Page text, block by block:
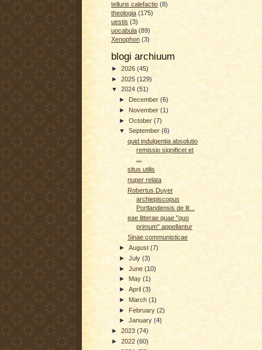
telluris calefactio (8)
theologia (175)
uestis (3)
uocabula (89)
Xenophon (3)
blogi archiuum
► 2026 (45)
► 2025 (129)
▼ 2024 (51)
►December(6)
►November(1)
►October(7)
▼September(6)
quid indulgentia absolutio
remissio significet et
situs utilis
nuper relata
Robertus Duyer
archiepiscopus
Portlandensis de lit...
eae litterae quae "quo
primum" appellantur
Sinae communisticae
►August(7)
►July(3)
►June(10)
► May(1)
►April(3)
►March(1)
►February(2)
►January(4)
► 2023 (74)
► 2022 (60)